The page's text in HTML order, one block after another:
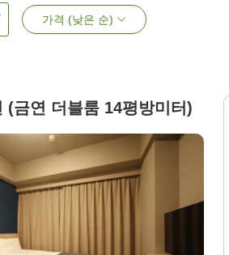
가격 (낮은 순)
(금연 더블룸 14평방미터)